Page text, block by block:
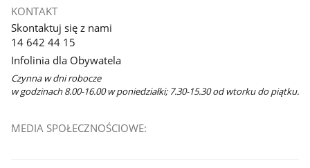
KONTAKT
Skontaktuj się z nami
14 642 44 15
Infolinia dla Obywatela
Czynna w dni robocze
w godzinach 8.00-16.00 w poniedziałki; 7.30-15.30 od wtorku do piątku.
MEDIA SPOŁECZNOŚCIOWE: